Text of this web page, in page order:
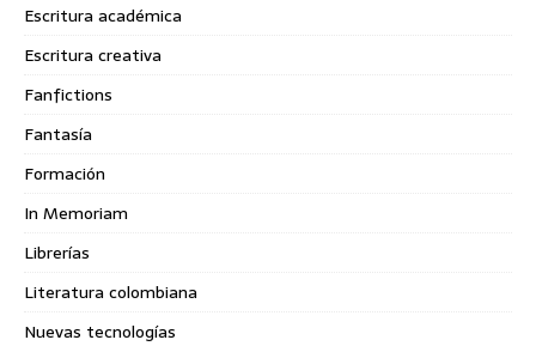
Escritura académica
Escritura creativa
Fanfictions
Fantasía
Formación
In Memoriam
Librerías
Literatura colombiana
Nuevas tecnologías